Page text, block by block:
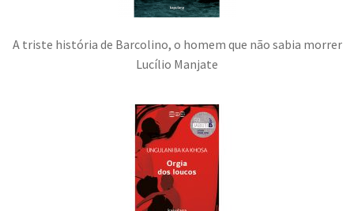
A triste história de Barcolino, o homem que não sabia morrer
Lucílio Manjate